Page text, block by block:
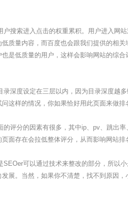
搜索进入点击的权重累积。用户进入网
质量内容，而百度也会跟我们提供的相
是低质量的用户，这样会影响网站的综
深度设定在三层以内，因为目录深度越
这样的情况，你如果恰好用此页面来做排
评分的因素有很多，其中ip、pv、跳出
面存在会拉低整体评分，从而影响网站排
可以通过技术来整改的部分，所以
展。当然，如果你不清楚，找不到原因，